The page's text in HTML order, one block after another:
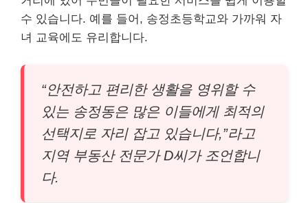
수 있습니다. 예를 들어, 송정초등학교와 가까워 자
녀 교육에도 유리합니다.
“안전하고 편리한 생활을 영위할 수
있는 송정동은 많은 이들에게 최적의
선택지로 자리 잡고 있습니다,”라고
지역 부동산 전문가 D씨가 조언합니
다.